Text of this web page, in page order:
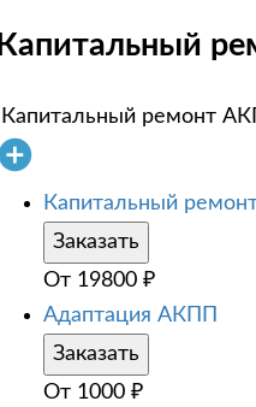
Капитальный
Капитальный ремонт
Капитальный
Заказать
От 19800 ₽
Адаптация АКПП
Заказать
От 1000 ₽